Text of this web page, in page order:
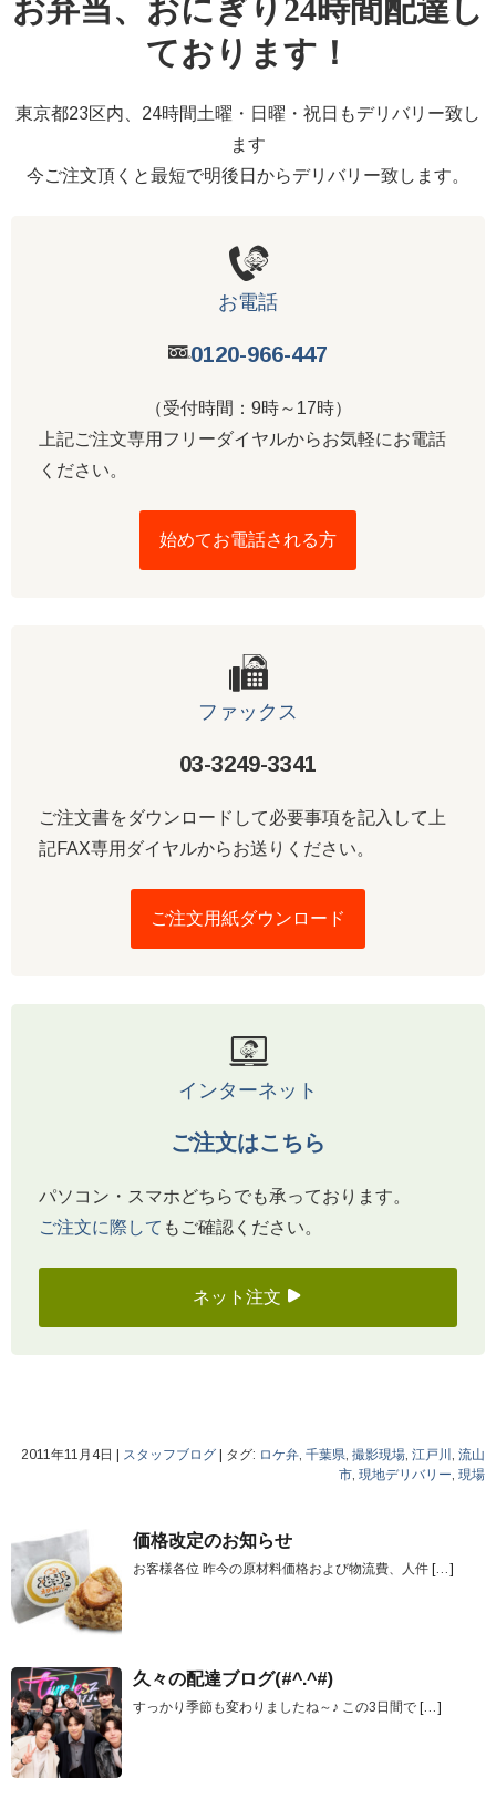
お弁当、おにぎり24時間配達し
ております！
東京都23区内、24時間土曜・日曜・祝日もデリバリー致し
ます
今ご注文頂くと最短で明後日からデリバリー致します。
お電話
0120-966-447
（受付時間：9時～17時）
上記ご注文専用フリーダイヤルからお気軽にお電話
ください。
始めてお電話される方
ファックス
03-3249-3341
ご注文書をダウンロードして必要事項を記入して上
記FAX専用ダイヤルからお送りください。
ご注文用紙ダウンロード
インターネット
ご注文はこちら
パソコン・スマホどちらでも承っております。
ご注文に際して もご確認ください。
ネット注文
2011年11月4日 スタッフブログ タグ: ロケ弁, 千葉県, 撮影現場, 江戸川 , 流山
市, 現地デリバリー, 現場
価格改定のお知らせ
お客様各位 昨今の原材料価格および物流費、人件 […]
久々の配達ブログ(#^.^#)
すっかり季節も変わりましたね～♪ この3日間で […]